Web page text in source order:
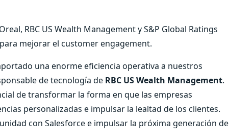
RBC US Wealth Management y S&P Global Ratings
mejorar el customer engagement.
una enorme eficiencia operativa a nuestros
de tecnología de RBC US Wealth Management.
de transformar la forma en que las empresas
personalizadas e impulsar la lealtad de los clientes.
con Salesforce e impulsar la próxima generación de